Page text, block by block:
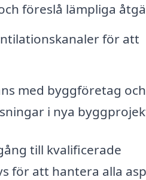
föreslå lämpliga
för att
med byggföretag och
i nya
till kvalificerade
för att hantera alla